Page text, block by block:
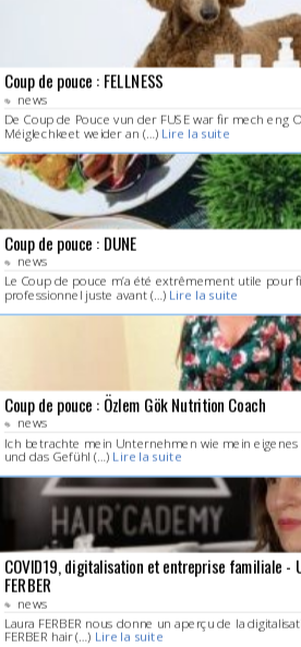
Coup de pouce : FELLNESS
news
De Coup de Pouce vun der FUSE war fir mech eng
Méiglechkeet weider an (…) Lire la suite
Coup de pouce : DUNE
news
Le Coup de pouce m’a été extrêmement utile pour
professionnel juste avant (…) Lire la suite
Coup de pouce : Özlem Gök Nutrition Coach
news
Ich betrachte mein Unternehmen wie mein
und das Gefühl (…) Lire la suite
COVID19, digitalisation et entreprise familiale -
FERBER
news
Laura FERBER nous donne un aperçu de la
FERBER hair (…) Lire la suite